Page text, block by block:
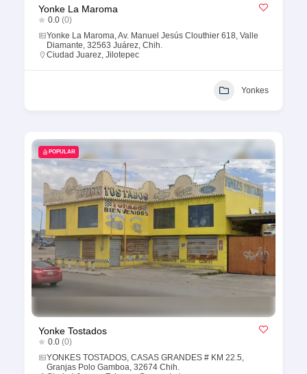
Yonke La Maroma
0.0 (0)
Yonke La Maroma, Av. Manuel Jesús Clouthier 618, Valle
Diamante, 32563 Juárez, Chih.
Ciudad Juarez Jilotepec
Yonkes
POPULAR
Yonke Tostados
0.0 (0)
YONKES TOSTADOS, CASAS GRANDES # KM 22.5,
Granjas Polo Gamboa, 32674 Chih.